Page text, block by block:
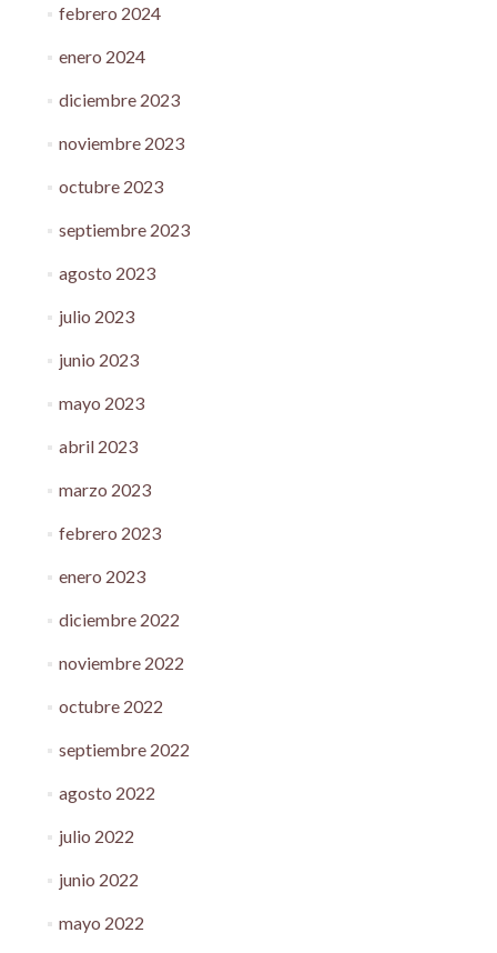
febrero 2024
enero 2024
diciembre 2023
noviembre 2023
octubre 2023
septiembre 2023
agosto 2023
julio 2023
junio 2023
mayo 2023
abril 2023
marzo 2023
febrero 2023
enero 2023
diciembre 2022
noviembre 2022
octubre 2022
septiembre 2022
agosto 2022
julio 2022
junio 2022
mayo 2022